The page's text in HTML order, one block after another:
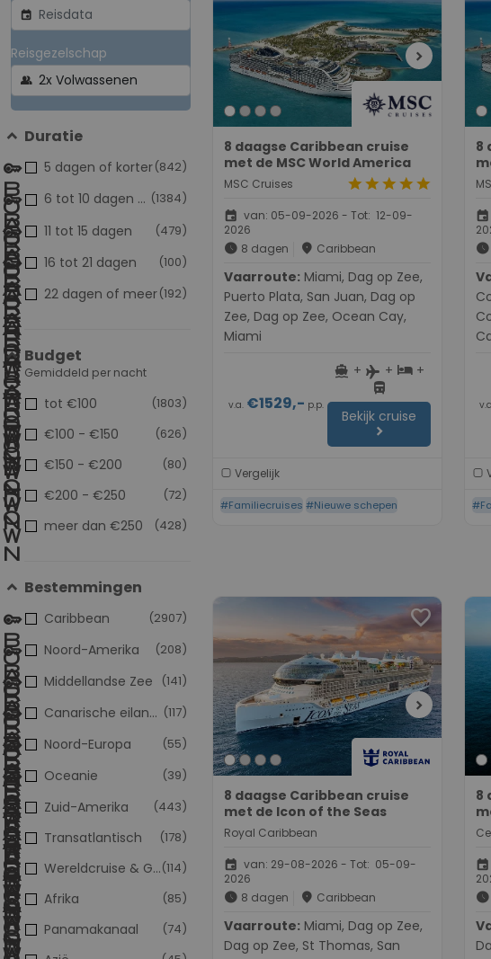
event
Reisgezelschap
group
Duratie
(842)
5 dagen of korter
(1384)
6 tot 10 dagen populair
(479)
11 tot 15 dagen
(100)
16 tot 21 dagen
(192)
22 dagen of meer
Budget
Gemiddeld per nacht
(1803)
tot €100
(626)
€100 - €150
(80)
€150 - €200
(72)
€200 - €250
(428)
meer dan €250
Bestemmingen
(2907)
Caribbean
(443)
Zuid-Amerika
(208)
Noord-Amerika
(178)
Transatlantisch
(141)
Middellandse Zee
(117)
Canarische eilanden
(114)
Wereldcruise & Grand Voyages
(85)
Afrika
(74)
Panamakanaal
(55)
Noord-Europa
(39)
Oceanie
chevron_right
8 daagse Caribbean cruise
met de MSC World America
MSC Cruises starstarstarstarstar
event van: 05-09-2026 - Tot: 12-09-
2026
schedule 8 dagen place Caribbean
Vaarroute:
Puerto Plata, San Juan, Dag op
Zee, Dag op Zee, Ocean Cay,
Miami
v.a.€1529,- p.p.
directions_boat + flight + hotel +
directions_bus
Bekijk cruise
chevron_right
Vergelijk
#Familiecruises #Nieuwe schepen
8
event
schedule
favorite
chevron_right
8 daagse Caribbean cruise
met de Icon of the Seas
Royal Caribbean
event van: 29-08-2026 - Tot: 05-09-
2026
schedule 8 dagen place Caribbean
Vaarroute:
Dag op Zee, St Thomas, San
8
event
schedule